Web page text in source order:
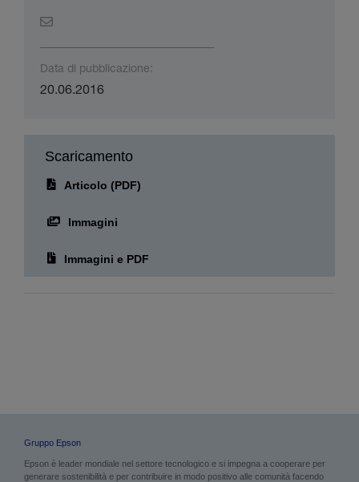
Data di pubblicazione:
20.06.2016
Scaricamento
Articolo (PDF)
Immagini
Immagini e PDF
Gruppo Epson
Epson è leader mondiale nel settore tecnologico e si impegna a cooperare per
generare sostenibilità e per contribuire in modo positivo alle comunità facendo